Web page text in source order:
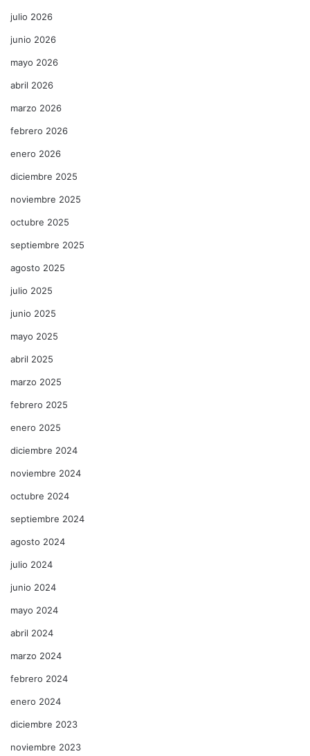
julio 2026
junio 2026
mayo 2026
abril 2026
marzo 2026
febrero 2026
enero 2026
diciembre 2025
noviembre 2025
octubre 2025
septiembre 2025
agosto 2025
julio 2025
junio 2025
mayo 2025
abril 2025
marzo 2025
febrero 2025
enero 2025
diciembre 2024
noviembre 2024
octubre 2024
septiembre 2024
agosto 2024
julio 2024
junio 2024
mayo 2024
abril 2024
marzo 2024
febrero 2024
enero 2024
diciembre 2023
noviembre 2023